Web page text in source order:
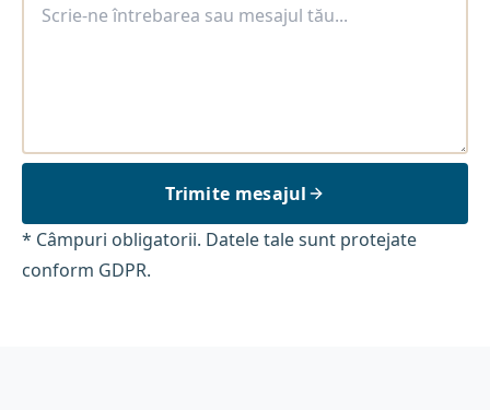
Trimite mesajul
* Câmpuri obligatorii. Datele tale sunt protejate
conform GDPR.